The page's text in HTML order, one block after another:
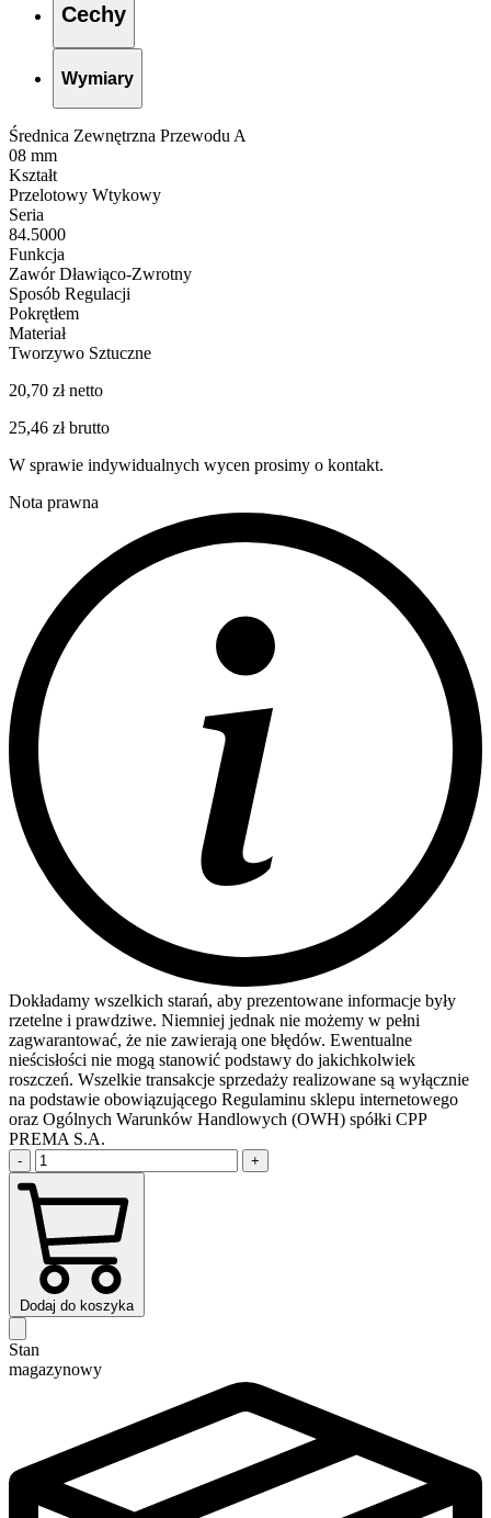
Cechy
Wymiary
Średnica Zewnętrzna Przewodu A
08 mm
Kształt
Przelotowy Wtykowy
Seria
84.5000
Funkcja
Zawór Dławiąco-Zwrotny
Sposób Regulacji
Pokrętłem
Materiał
Tworzywo Sztuczne
20,70 zł netto
25,46 zł brutto
W sprawie indywidualnych wycen prosimy o kontakt.
Nota prawna
Dokładamy wszelkich starań, aby prezentowane informacje były
rzetelne i prawdziwe. Niemniej jednak nie możemy w pełni
zagwarantować, że nie zawierają one błędów. Ewentualne
nieścisłości nie mogą stanowić podstawy do jakichkolwiek
roszczeń. Wszelkie transakcje sprzedaży realizowane są wyłącznie
na podstawie obowiązującego Regulaminu sklepu internetowego
oraz Ogólnych Warunków Handlowych (OWH) spółki CPP
PREMA S.A.
- +
Dodaj do koszyka
Stan
magazynowy